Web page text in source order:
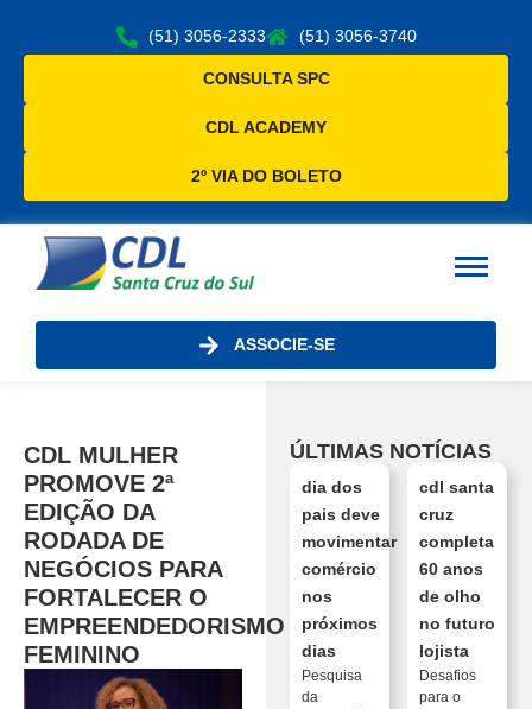
(51) 3056-2333 (51) 3056-3740
CONSULTA SPC
CDL ACADEMY
2º VIA DO BOLETO
ASSOCIE-SE
CDL MULHER
PROMOVE 2ª
EDIÇÃO DA
RODADA DE
NEGÓCIOS PARA
FORTALECER O
EMPREENDEDORISMO
FEMININO
ÚLTIMAS NOTÍCIAS
dia dos
pais deve
movimentar
comércio
nos
próximos
dias
Pesquisa
da
cdl santa
cruz
completa
60 anos
de olho
no futuro
lojista
Desafios
para o